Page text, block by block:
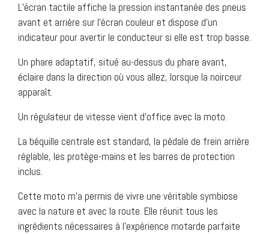
L’écran tactile affiche la pression instantanée des pneus
avant et arrière sur l’écran couleur et dispose d’un
indicateur pour avertir le conducteur si elle est trop basse.
Un phare adaptatif, situé au-dessus du phare avant,
éclaire dans la direction où vous allez, lorsque la noirceur
apparaît.
Un régulateur de vitesse vient d’office avec la moto.
La béquille centrale est standard, la pédale de frein arrière
réglable, les protège-mains et les barres de protection
inclus.
Cette moto m’a permis de vivre une véritable symbiose
avec la nature et avec la route. Elle réunit tous les
ingrédients nécessaires à l’expérience motarde parfaite